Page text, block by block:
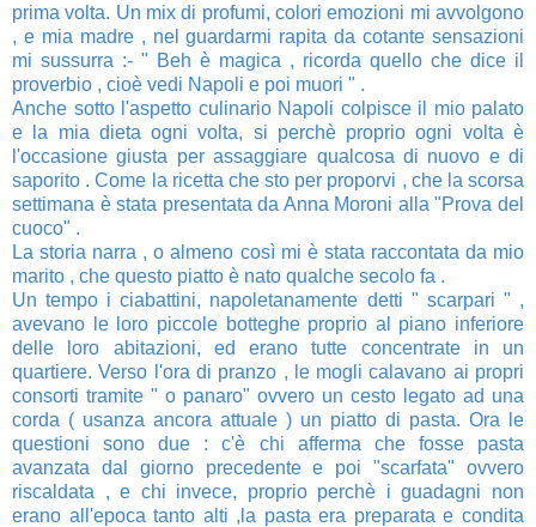
prima volta. Un mix di profumi, colori emozioni mi avvolgono
, e mia madre , nel guardarmi rapita da cotante sensazioni
mi sussurra :- " Beh è magica , ricorda quello che dice il
proverbio , cioè vedi Napoli e poi muori " .
Anche sotto l'aspetto culinario Napoli colpisce il mio palato
e la mia dieta ogni volta, si perchè proprio ogni volta è
l'occasione giusta per assaggiare qualcosa di nuovo e di
saporito . Come la ricetta che sto per proporvi , che la scorsa
settimana è stata presentata da Anna Moroni alla "Prova del
cuoco" .
La storia narra , o almeno così mi è stata raccontata da mio
marito , che questo piatto è nato qualche secolo fa .
Un tempo i ciabattini, napoletanamente detti " scarpari " ,
avevano le loro piccole botteghe proprio al piano inferiore
delle loro abitazioni, ed erano tutte concentrate in un
quartiere. Verso l'ora di pranzo , le mogli calavano ai propri
consorti tramite " o panaro" ovvero un cesto legato ad una
corda ( usanza ancora attuale ) un piatto di pasta. Ora le
questioni sono due : c'è chi afferma che fosse pasta
avanzata dal giorno precedente e poi "scarfata" ovvero
riscaldata , e chi invece, proprio perchè i guadagni non
erano all'epoca tanto alti ,la pasta era preparata e condita